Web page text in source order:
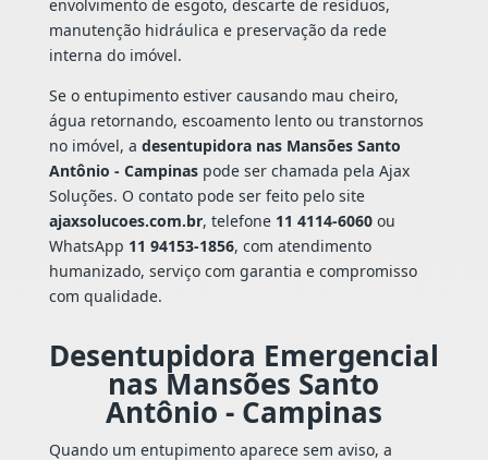
envolvimento de esgoto, descarte de resíduos,
manutenção hidráulica e preservação da rede
interna do imóvel.
Se o entupimento estiver causando mau cheiro,
água retornando, escoamento lento ou transtornos
no imóvel, a desentupidora nas Mansões Santo
Antônio - Campinaspode ser chamada pela Ajax
Soluções. O contato pode ser feito pelo site
ajaxsolucoes.com.br, telefone 11 4114-6060ou
WhatsApp 11 94153-1856, com atendimento
humanizado, serviço com garantia e compromisso
com qualidade.
Desentupidora Emergencial
nas Mansões Santo
Antônio - Campinas
Quando um entupimento aparece sem aviso, a